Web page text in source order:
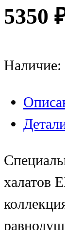
5350
Наличие:
халатов